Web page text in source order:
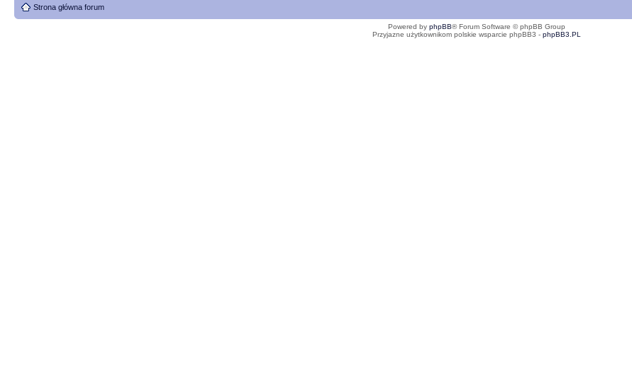
Strona główna forum
Powered by phpBB® Forum Software © phpBB Group
Przyjazne użytkownikom polskie wsparcie phpBB3 - phpBB3.PL